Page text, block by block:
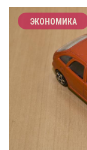
ЭКОНОМИКА